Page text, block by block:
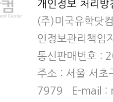
개인정보 처리방
(주)미국유학
인정보관리책임
통신판매번호 :
주소 : 서울 서
7979 E-mail :